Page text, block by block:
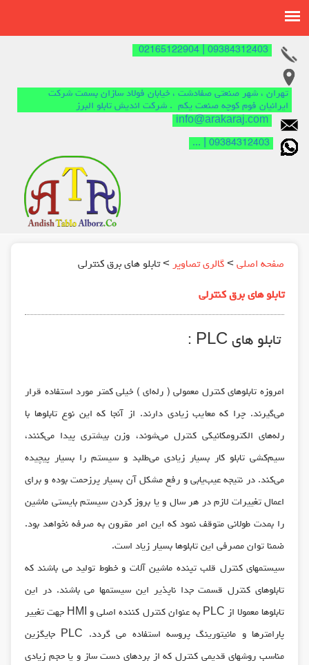
09384312403 | 02165122904
تهران ، شهر صنعتی صفادشت ، خیابان فولاد سازان بسمت شرکت
ایرانیان فوم کوچه صنعت یکم . شرکت اندیش تابلو البرز
info@arakaraj.com
09384312403 | ...
صفحه اصلی > گالري تصاوير > تابلو های برق کنترلی
تابلو های برق کنترلی
تابلو های PLC :
امروزه تابلوهاي كنترل معمولي ( رله‌اي ) خيلي كمتر مورد استفاده قرار
مي‌گيرند. چرا كه معايب زيادي دارند. از آنجا كه اين نوع تابلوها با
رله‌هاي الكترو‌مكانيكي كنترل مي‌شوند، وزن بيشتري پيدا مي‌كنند،
سيم‌كشي تابلو كار بسيار زيادي مي‌طلبد و سيستم را بسيار پيچيده
مي‌كند. در نتيجه عيب‌يابي و رفع مشكل آن بسيار پرزحمت بوده و براي
اعمال تغييرات لازم در هر سال و يا بروز كردن سيستم بايستي ماشين
را بمدت طولاني متوقف نمود كه اين امر مقرون به صرفه نخواهد بود.
ضمنا توان مصرفي اين تابلوها بسيار زياد است.
سیستمهای کنترل قلب تپنده ماشین آلات و خطوط تولید می باشند که
تابلوهای کنترل قسمت جدا ناپذیر این سیستمها می باشند. در این
تابلوها معمولا از PLC به عنوان کنترل کننده اصلی و HMI جهت تغییر
پارامترها و مانیتورینگ پروسه استفاده می گردد. PLC جایگزین
مناسب روشهای قدیمی کنترل که از بردهای دست ساز و یا حجم زیادی